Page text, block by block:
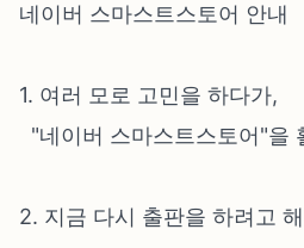
네이버 스마스트스토어 안내
1. 여러 모로 고민을 하다가,
"네이버 스마스트스토어"을
2. 지금 다시 출판을 하려고